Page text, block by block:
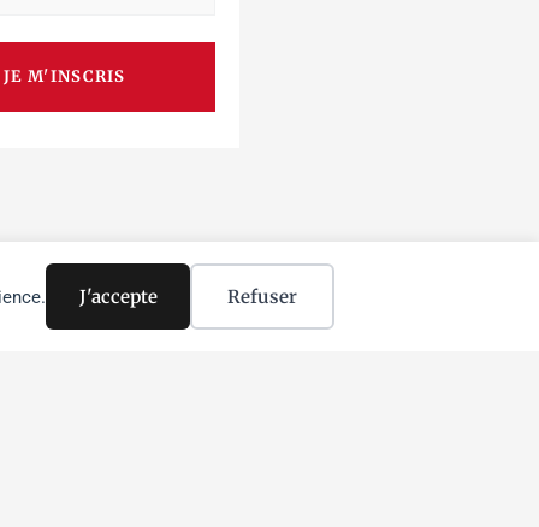
J'accepte Refuser
JE M'INSCRIS